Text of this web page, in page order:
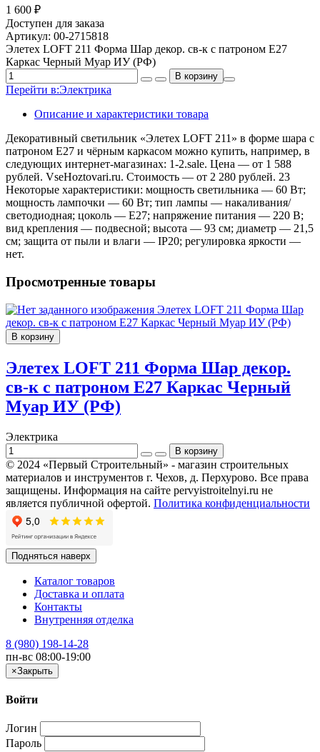
1 600 ₽
Доступен для заказа
Артикул: 00-2715818
Элетех LOFT 211 Форма Шар декор. св-к с патроном E27
Каркас Черный Муар ИУ (РФ)
Перейти в:Электрика
Описание и характеристики товара
Декоративный светильник «Элетех LOFT 211» в форме шара с
патроном E27 и чёрным каркасом можно купить, например, в
следующих интернет-магазинах: 1-2.sale. Цена — от 1 588
рублей. VseHoztovari.ru. Стоимость — от 2 280 рублей. 23
Некоторые характеристики: мощность светильника — 60 Вт;
мощность лампочки — 60 Вт; тип лампы — накаливания/
светодиодная; цоколь — E27; напряжение питания — 220 В;
вид крепления — подвесной; высота — 93 см; диаметр — 21,5
см; защита от пыли и влаги — IP20; регулировка яркости —
нет.
Просмотренные товары
В корзину
Элетех LOFT 211 Форма Шар декор.
св-к с патроном E27 Каркас Черный
Муар ИУ (РФ)
Электрика
© 2024 «Первый Строительный» - магазин строительных
материалов и инструментов г. Чехов, д. Перхурово. Все права
защищены. Информация на сайте pervyistroitelnyi.ru не
является публичной офертой. Политика конфиденциальности
Подняться наверх
Каталог товаров
Доставка и оплата
Контакты
Внутренняя отделка
8 (980) 198-14-28
пн-вс 08:00-19:00
×Закрыть
Войти
Логин
Пароль